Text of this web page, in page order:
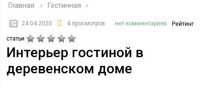
Главная › Гостинная
24.04.2020 4 просмотров нет комментариев Рейтинг
статьи
Интерьер гостиной в
деревенском доме